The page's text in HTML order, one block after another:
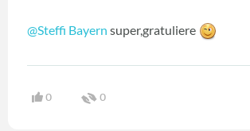
@Steffi Bayern super,gratuliere
0 0